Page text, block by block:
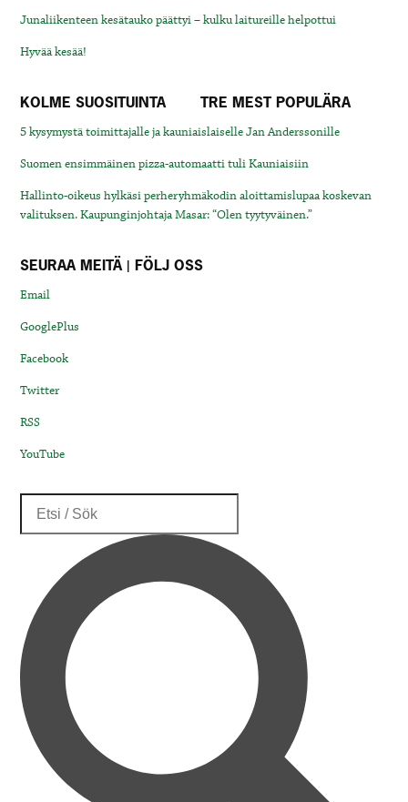
Junaliikenteen kesätauko päättyi – kulku laitureille helpottui
Hyvää kesää!
KOLME SUOSITUINTA TRE MEST POPULÄRA
5 kysymystä toimittajalle ja kauniaislaiselle Jan Anderssonille
Suomen ensimmäinen pizza-automaatti tuli Kauniaisiin
Hallinto-oikeus hylkäsi perheryhmäkodin aloittamislupaa koskevan
valituksen. Kaupunginjohtaja Masar: “Olen tyytyväinen.”
SEURAA MEITÄ | FÖLJ OSS
Email
GooglePlus
Facebook
Twitter
RSS
YouTube